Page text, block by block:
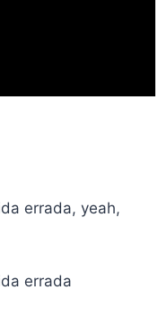
errada, yeah,
errada